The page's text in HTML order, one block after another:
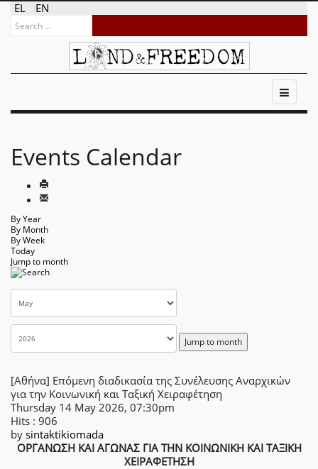
EL EN
Events Calendar
By Year
By Month
By Week
Today
Jump to month
Jump to month
[Αθήνα] Επόμενη διαδικασία της Συνέλευσης Αναρχικών
για την Κοινωνική και Ταξική Χειραφέτηση
Thursday 14 May 2026, 07:30pm
Hits : 906
by sintaktikiomada
ΟΡΓΑΝΩΣΗ ΚΑΙ ΑΓΩΝΑΣ ΓΙΑ ΤΗΝ ΚΟΙΝΩΝΙΚΗ ΚΑΙ ΤΑΞΙΚΗ
ΧΕΙΡΑΦΕΤΗΣΗ